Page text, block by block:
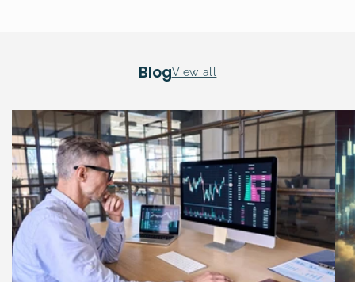
BlogView all